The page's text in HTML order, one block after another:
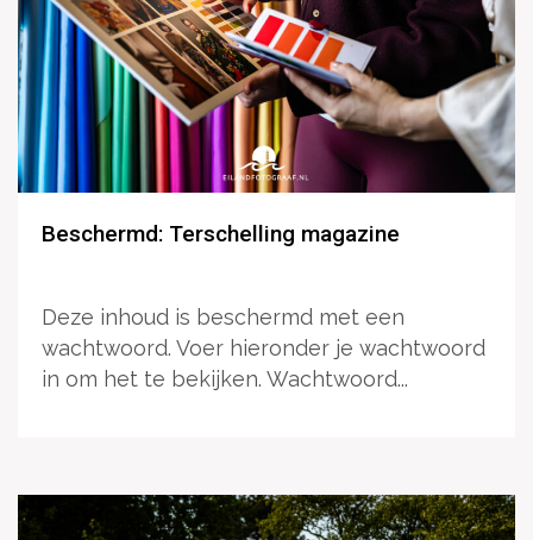
Beschermd: Terschelling magazine
Deze inhoud is beschermd met een
wachtwoord. Voer hieronder je wachtwoord
in om het te bekijken. Wachtwoord...